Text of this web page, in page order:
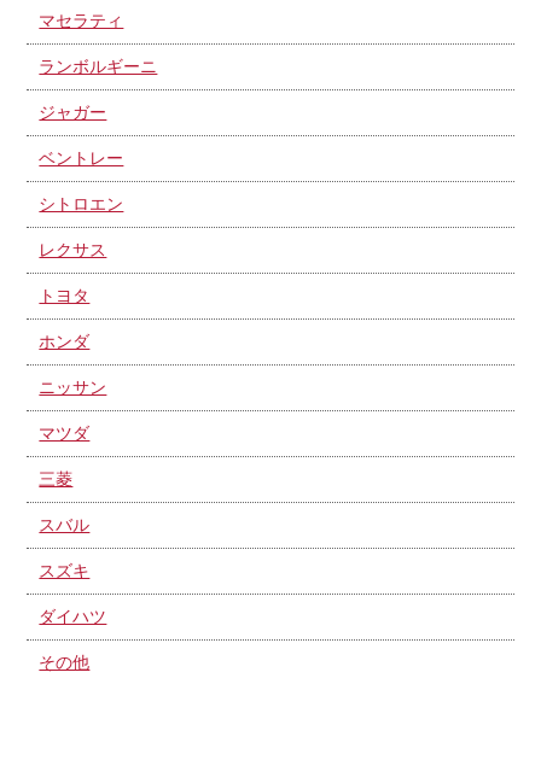
マセラティ
ランボルギーニ
ジャガー
ベントレー
シトロエン
レクサス
トヨタ
ホンダ
ニッサン
マツダ
三菱
スバル
スズキ
ダイハツ
その他